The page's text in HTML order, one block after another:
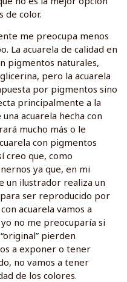
de color.
me preocupa menos
La acuarela de calidad en
pigmentos naturales,
pero la acuarela
por pigmentos sino
principalmente a la
acuarela hecha con
mucho más o le
con pigmentos
creo que, como
ya que, en mi
un ilustrador realiza un
ser reproducido por
acuarela vamos a
no me preocuparía si
pierden
a exponer o tener
no vamos a tener
de los colores.